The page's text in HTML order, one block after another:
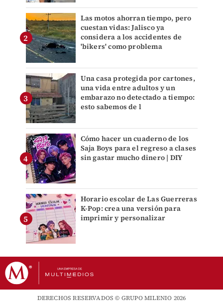
Las motos ahorran tiempo, pero
cuestan vidas: Jalisco ya
considera a los accidentes de
'bikers' como problema
Una casa protegida por cartones,
una vida entre adultos y un
embarazo no detectado a tiempo:
esto sabemos de l
Cómo hacer un cuaderno de los
Saja Boys para el regreso a clases
sin gastar mucho dinero | DIY
Horario escolar de Las Guerreras
K-Pop: crea una versión para
imprimir y personalizar
DERECHOS RESERVADOS © GRUPO MILENIO 2026